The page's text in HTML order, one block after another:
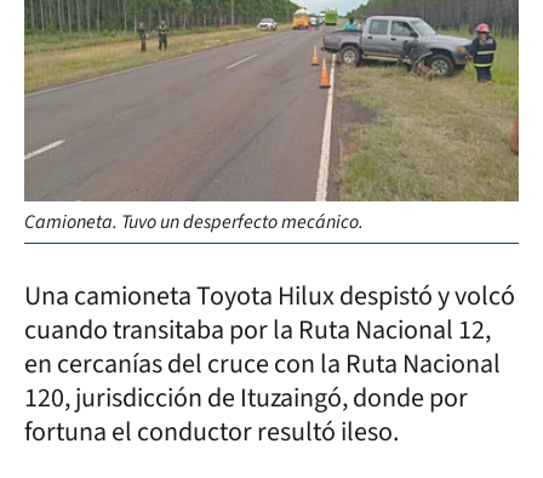
Camioneta. Tuvo un desperfecto mecánico.
Una camioneta Toyota Hilux despistó y volcó
cuando transitaba por la Ruta Nacional 12,
en cercanías del cruce con la Ruta Nacional
120, jurisdicción de Ituzaingó, donde por
fortuna el conductor resultó ileso.